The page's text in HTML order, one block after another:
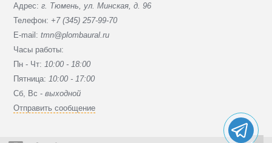
Адрес:г. Тюмень, ул. Минская, д. 96
Телефон: +7 (345) 257-99-70
E-mail:tmn@plombaural.ru
Часы работы:
Пн - Чт: 10:00 - 18:00
Пятница: 10:00 - 17:00
Сб, Вc -выходной
Отправить сообщение